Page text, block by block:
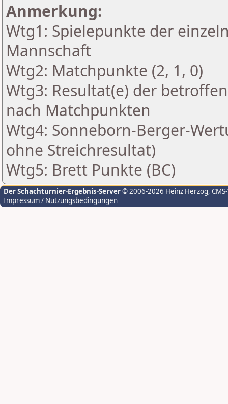
Anmerkung:
Wtg1: Spielepunkte der
Mannschaft
Wtg2: Matchpunkte (2, 1, 0)
Wtg3: Resultat(e) der
nach Matchpunkten
Wtg4: Sonneborn-Berger-
ohne Streichresultat)
Wtg5: Brett Punkte (BC)
Der Schachturnier-Ergebnis-Server© 2006-2026 Heinz Herzog,
Impressum / Nutzungsbedingungen